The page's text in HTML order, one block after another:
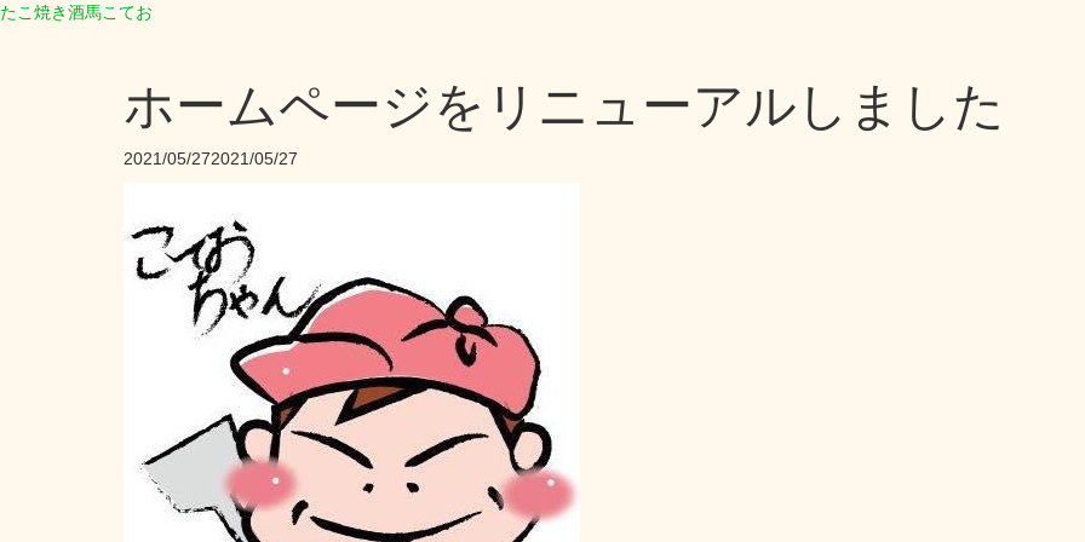
たこ焼き酒馬こてお
ホームページをリニューアルしました
2021/05/272021/05/27